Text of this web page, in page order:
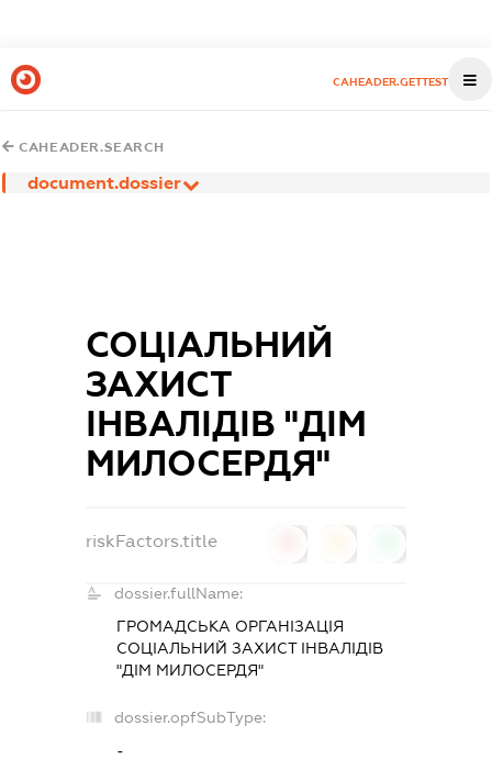
CAHEADER.GETTEST
CAHEADER.SEARCH
document.dossier
СОЦІАЛЬНИЙ
ЗАХИСТ
ІНВАЛІДІВ "ДІМ
МИЛОСЕРДЯ"
riskFactors.title
dossier.fullName:
ГРОМАДСЬКА ОРГАНІЗАЦІЯ
СОЦІАЛЬНИЙ ЗАХИСТ ІНВАЛІДІВ
"ДІМ МИЛОСЕРДЯ"
dossier.opfSubType:
-